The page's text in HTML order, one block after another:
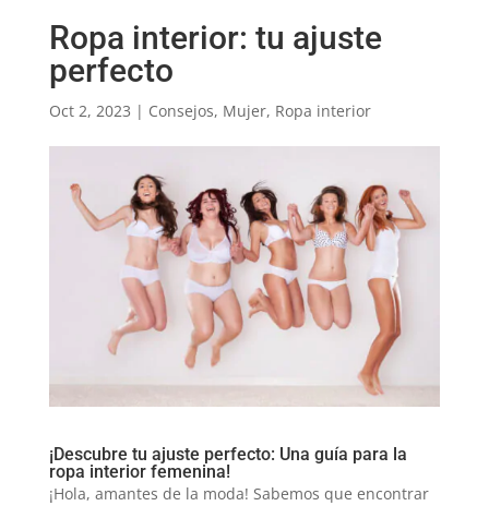
Ropa interior: tu ajuste
perfecto
Oct 2, 2023 | Consejos, Mujer, Ropa interior
¡Descubre tu ajuste perfecto: Una guía para la
ropa interior femenina!
¡Hola, amantes de la moda! Sabemos que encontrar